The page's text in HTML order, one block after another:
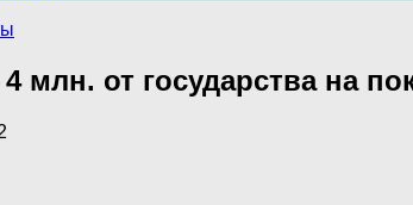
млн. от государства на